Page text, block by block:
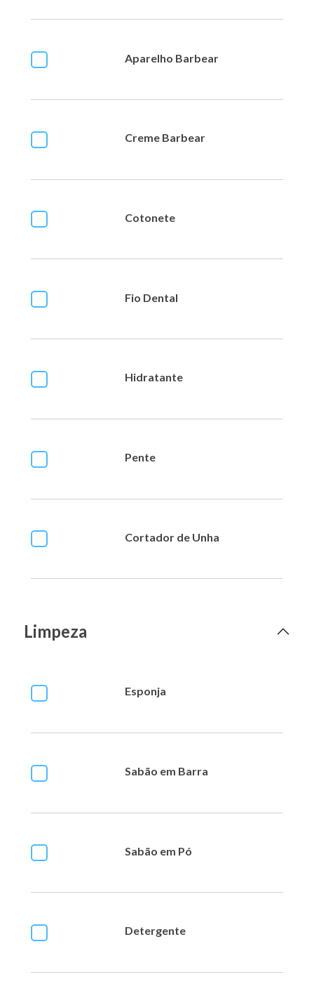
Aparelho Barbear
Creme Barbear
Cotonete
Fio Dental
Hidratante
Pente
Cortador de Unha
Limpeza
Esponja
Sabão em Barra
Sabão em Pó
Detergente